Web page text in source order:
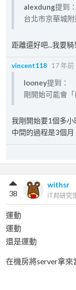
alexdung提到：
台北市京華城
距離還好吧...我要
vincent118 17 年前
looney提到：
剛開始可能會「
我剛開始要1個多
中間的過程是3個月
withsr
iT邦研究
38
運動
運動
還是運動
在機房將server拿來